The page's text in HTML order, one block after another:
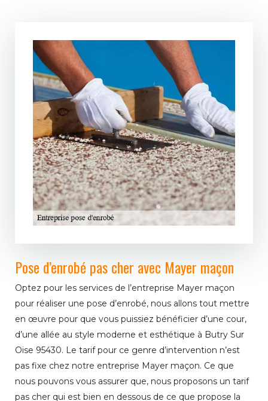
Pose d’enrobé pas cher avec Mayer maçon
Optez pour les services de l’entreprise Mayer maçon
pour réaliser une pose d’enrobé, nous allons tout mettre
en œuvre pour que vous puissiez bénéficier d’une cour,
d’une allée au style moderne et esthétique à Butry Sur
Oise 95430. Le tarif pour ce genre d’intervention n’est
pas fixe chez notre entreprise Mayer maçon. Ce que
nous pouvons vous assurer que, nous proposons un tarif
pas cher qui est bien en dessous de ce que propose la